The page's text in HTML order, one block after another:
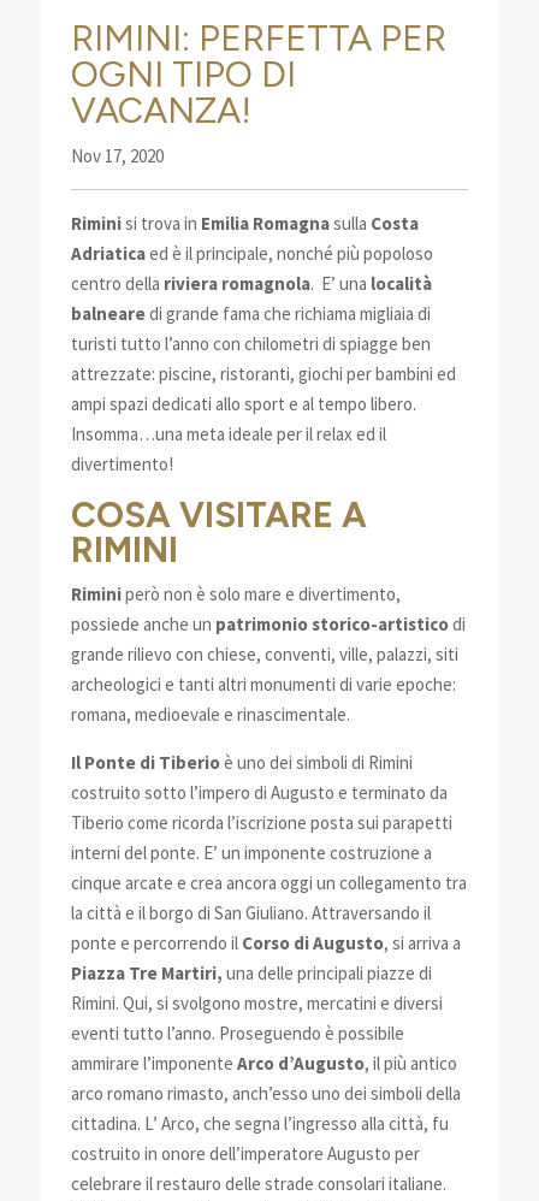
RIMINI: PERFETTA PER
OGNI TIPO DI
VACANZA!
Nov 17, 2020
Riminisi trova in Emilia Romagnasulla Costa
Adriaticaed è il principale, nonché più popoloso
centro della riviera romagnola. E’ una località
balnearedi grande fama che richiama migliaia di
turisti tutto l’anno con chilometri di spiagge ben
attrezzate: piscine, ristoranti, giochi per bambini ed
ampi spazi dedicati allo sport e al tempo libero.
Insomma…una meta ideale per il relax ed il
divertimento!
COSA VISITARE A
RIMINI
Riminiperò non è solo mare e divertimento,
possiede anche un patrimonio storico-artisticodi
grande rilievo con chiese, conventi, ville, palazzi, siti
archeologici e tanti altri monumenti di varie epoche:
romana, medioevale e rinascimentale.
Il Ponte di Tiberioè uno dei simboli di Rimini
costruito sotto l’impero di Augusto e terminato da
Tiberio come ricorda l’iscrizione posta sui parapetti
interni del ponte. E’ un imponente costruzione a
cinque arcate e crea ancora oggi un collegamento tra
la città e il borgo di San Giuliano. Attraversando il
ponte e percorrendo il Corso di Augusto, si arriva a
Piazza Tre Martiri, una delle principali piazze di
Rimini. Qui, si svolgono mostre, mercatini e diversi
eventi tutto l’anno. Proseguendo è possibile
ammirare l’imponente Arco d’Augusto, il più antico
arco romano rimasto, anch’esso uno dei simboli della
cittadina. L’ Arco, che segna l’ingresso alla città, fu
costruito in onore dell’imperatore Augusto per
celebrare il restauro delle strade consolari italiane.